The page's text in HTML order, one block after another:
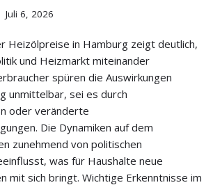
Juli 6, 2026
Heizölpreise in Hamburg zeigt deutlich,
und Heizmarkt miteinander
spüren die Auswirkungen
unmittelbar, sei es durch
oder veränderte
Die Dynamiken auf dem
zunehmend von politischen
was für Haushalte neue
mit sich bringt. Wichtige Erkenntnisse im